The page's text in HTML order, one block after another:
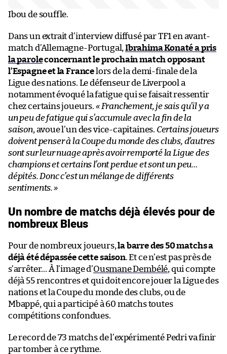
Ibou de souffle.
Dans un extrait d’interview diffusé par TF1 en avant-
match d’Allemagne-Portugal, Ibrahima Konaté a pris
la paroleconcernant le prochain match opposant
l’Espagne et la France lors de la demi-finale de la
Ligue des nations. Le défenseur de Liverpool a
notamment évoqué la fatigue qui se faisait ressentir
chez certains joueurs. « Franchement, je sais qu’il y a
un peu de fatigue qui s’accumule avec la fin de la
saison, avoue l’un des vice-capitaines. Certains joueurs
doivent penser à la Coupe du monde des clubs, d’autres
sont sur leur nuage après avoir remporté la Ligue des
champions et certains l’ont perdue et sont un peu…
dépités. Donc c’est un mélange de différents
sentiments.»
Un nombre de matchs déjà élevés pour de
nombreux Bleus
Pour de nombreux joueurs,la barre des 50 matchs a
déjà été dépassée cette saison. Et ce n’est pas près de
s’arrêter… À l’image d’Ousmane Dembélé, qui compte
déjà 55 rencontres et qui doit encore jouer la Ligue des
nations et la Coupe du monde des clubs, ou de
Mbappé, qui a participé à 60 matchs toutes
compétitions confondues.
Le record de 73 matchs de l’expérimenté Pedri va finir
par tomber à ce rythme.